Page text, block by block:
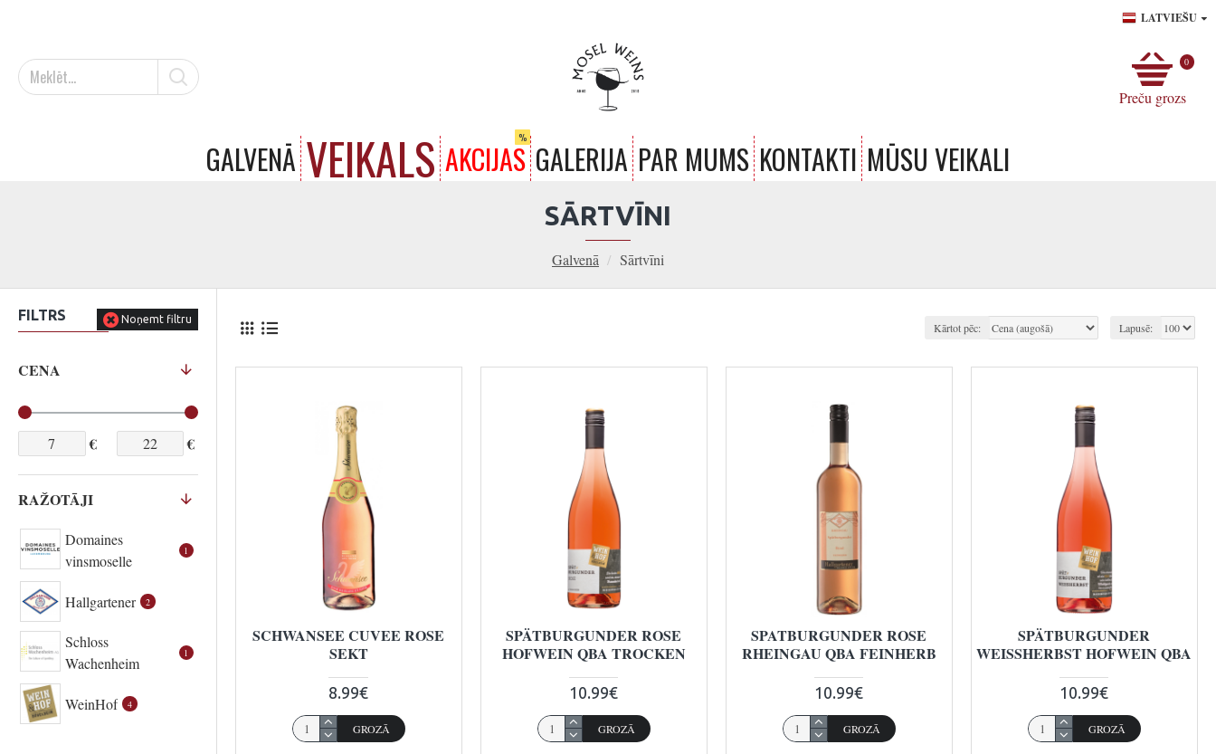
LATVIEŠU
Preču grozs
0
GALVENĀ VEIKALS AKCIJAS
%
GALERIJA PAR MUMS KONTAKTI MŪSU VEIKALI
Galvenā Sārtvīni
SĀRTVĪNI
FILTRS Noņemt filtru
CENA
€ €
RAŽOTĀJI
Domaines
vinsmoselle
1
Hallgartener 2
Schloss
Wachenheim
1
WeinHof 4
Kārtot pēc: Lapusē:
SCHWANSEE CUVEE ROSE
SEKT
8.99€
GROZĀ
SPÄTBURGUNDER ROSE
HOFWEIN QBA TROCKEN
10.99€
GROZĀ
SPATBURGUNDER ROSE
RHEINGAU QBA FEINHERB
10.99€
GROZĀ
SPÄTBURGUNDER
WEISSHERBST HOFWEIN QBA
10.99€
GROZĀ